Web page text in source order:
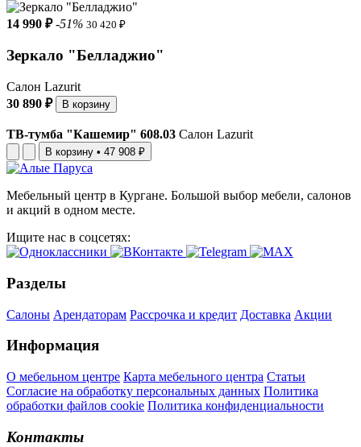
14 990 ₽ -51% 30 420 ₽
Зеркало "Белладжио"
Салон Lazurit
30 890 ₽
В корзину
ТВ-тумба "Кашемир" 608.03 Салон Lazurit
В корзину • 47 908 ₽
Мебельный центр в Кургане. Большой выбор мебели, салонов
и акций в одном месте.
Ищите нас в соцсетях:
Разделы
Салоны Арендаторам Рассрочка и кредит Доставка Акции
Информация
О мебельном центре Карта мебельного центра Статьи
Согласие на обработку персональных данных Политика
обработки файлов cookie Политика конфиденциальности
Контакты